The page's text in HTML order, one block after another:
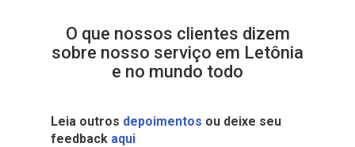
O que nossos clientes dizem
sobre nosso serviço em Letônia
e no mundo todo
Leia outros depoimentos ou deixe seu
feedback aqui